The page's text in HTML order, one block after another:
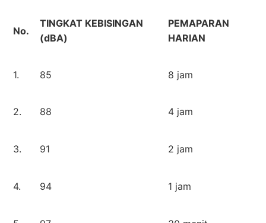
No.
TINGKAT KEBISINGAN
(dBA)
PEMAPARAN
HARIAN
1. 85 8 jam
2. 88 4 jam
3. 91 2 jam
4. 94 1 jam